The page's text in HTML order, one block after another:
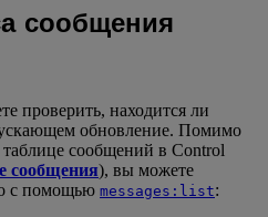
сообщения
проверить, находится ли
обновление. Помимо
таблице сообщений в Control
сообщения), вы можете
с помощью messages:list: